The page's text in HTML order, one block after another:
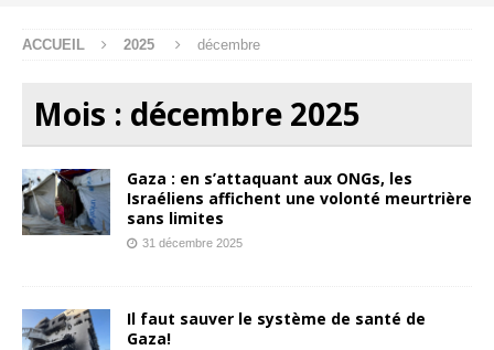
ACCUEIL 2025 décembre
Mois : décembre 2025
Gaza : en s’attaquant aux ONGs, les
Israéliens affichent une volonté meurtrière
sans limites
31 décembre 2025
Il faut sauver le système de santé de
Gaza!